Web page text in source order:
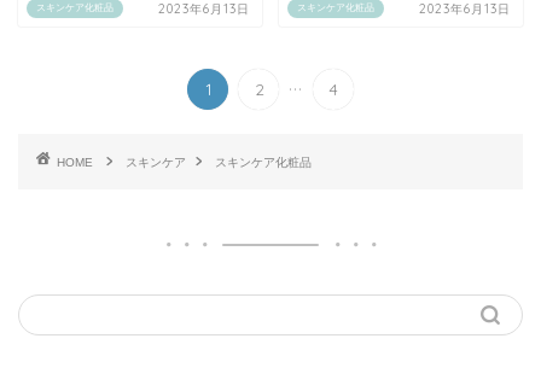
スキンケア化粧品 2023年6月13日 スキンケア化粧品 2023年6月13日
1 2 ... 4
HOME スキンケア スキンケア化粧品